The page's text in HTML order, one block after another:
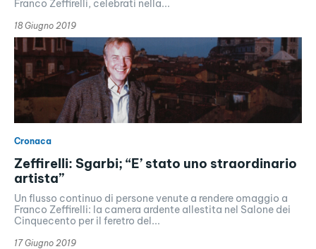
Franco Zeffirelli, celebrati nella...
18 Giugno 2019
Cronaca
Zeffirelli: Sgarbi; “E’ stato uno straordinario
artista”
Un flusso continuo di persone venute a rendere omaggio a
Franco Zeffirelli: la camera ardente allestita nel Salone dei
Cinquecento per il feretro del...
17 Giugno 2019